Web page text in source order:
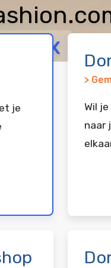
je
>
Wil
naar